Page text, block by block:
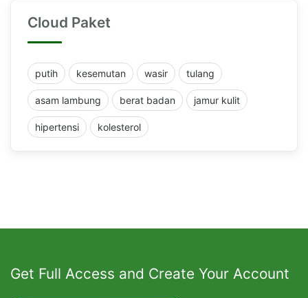
Cloud Paket
putih kesemutan wasir tulang
asam lambung berat badan jamur kulit
hipertensi kolesterol
Get Full Access and Create Your Account